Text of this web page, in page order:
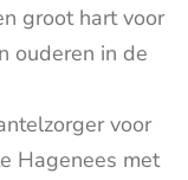
groot hart voor
ouderen in de
voor
Hagenees met